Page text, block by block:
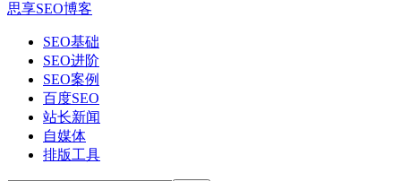
思享SEO博客
SEO基础
SEO进阶
SEO案例
百度SEO
站长新闻
自媒体
排版工具